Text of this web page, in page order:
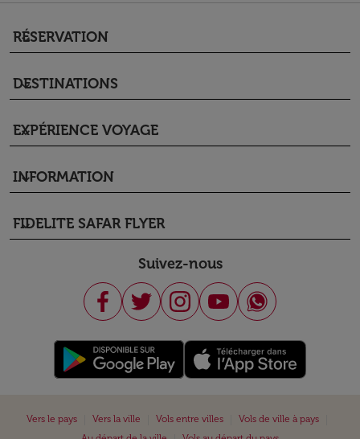
RÉSERVATION
keyboard_arrow_down
DESTINATIONS
keyboard_arrow_down
EXPÉRIENCE VOYAGE
keyboard_arrow_down
INFORMATION
keyboard_arrow_down
FIDELITE SAFAR FLYER
keyboard_arrow_down
Suivez-nous
Vers le pays Vers la ville Vols entre villes Vols de ville à pays